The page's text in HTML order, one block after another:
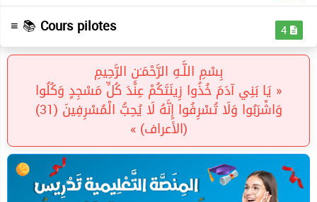
≡ 📚 Cours pilotes 4
بِسْمِ اللَّـهِ الرَّحْمَـٰنِ الرَّحِيمِ
« يَا بَنِي آدَمَ خُذُوا زِينَتَكُمْ عِنْدَ كُلِّ مَسْجِدٍ وَكُلُوا
وَاشْرَبُوا وَلَا تُسْرِفُوا إِنَّهُ لَا يُحِبُّ الْمُسْرِفِينَ (31)
(الأعراف) »